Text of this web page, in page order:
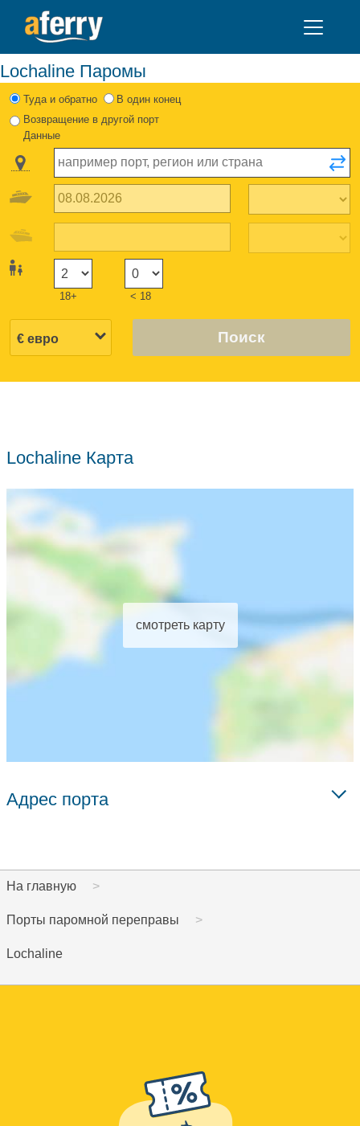
Lochaline Паромы
Туда и обратно
В один конец
Возвращение в другой порт
Данные
18+ < 18
Поиск
Lochaline Карта
смотреть карту
Адрес порта
На главную
Порты паромной переправы
Lochaline